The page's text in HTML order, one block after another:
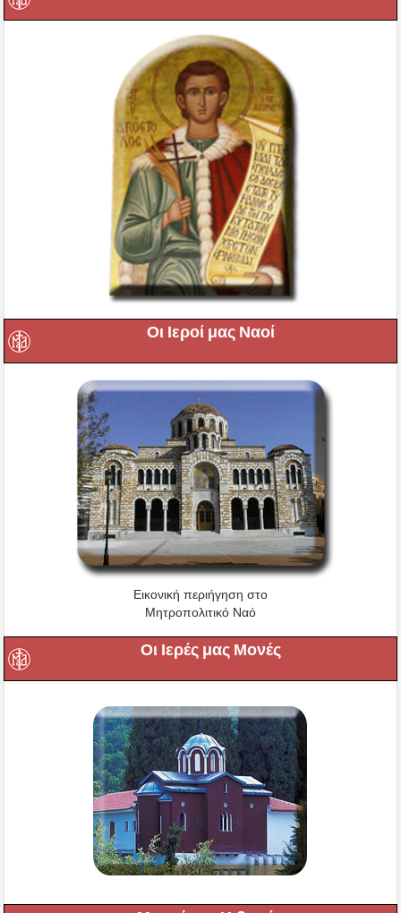
Οι Ιεροί μας Ναοί
Εικονική περιήγηση στο
Μητροπολιτικό Ναό
Οι Ιερές μας Μονές